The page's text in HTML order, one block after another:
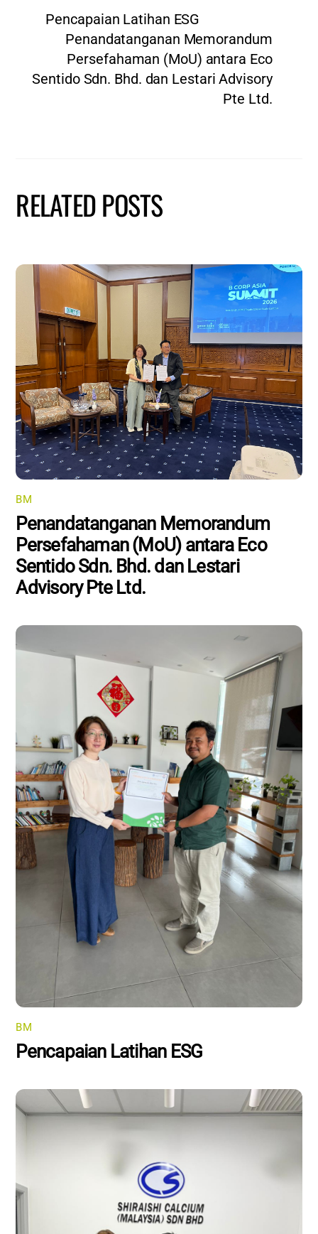
Pencapaian Latihan ESG
Penandatanganan Memorandum
Persefahaman (MoU) antara Eco
Sentido Sdn. Bhd. dan Lestari Advisory
Pte Ltd.
RELATED POSTS
BM
Penandatanganan Memorandum
Persefahaman (MoU) antara Eco
Sentido Sdn. Bhd. dan Lestari
Advisory Pte Ltd.
BM
Pencapaian Latihan ESG